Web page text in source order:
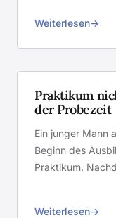
Weiterlesen
Praktikum
der Probezeit
Ein junger Mann
Beginn des
Praktikum.
Weiterlesen